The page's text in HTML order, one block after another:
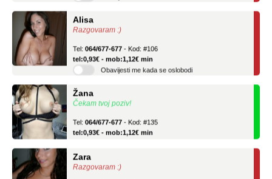
Razgovaram :)
tel:0,93€ - mob:1,12€ min
Obavijesti me kada se oslobodi
Žana
Čekam tvoj poziv!
tel:0,93€ - mob:1,12€ min
Razgovaram :)